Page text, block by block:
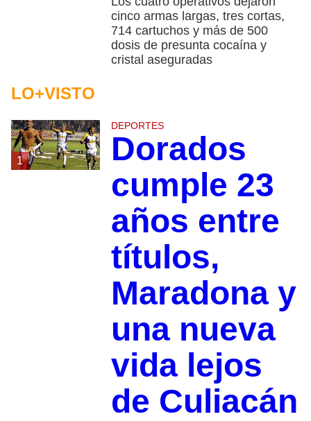
cinco armas largas, tres cortas,
714 cartuchos y más de 500
dosis de presunta cocaína y
cristal aseguradas
LO+VISTO
1
DEPORTES
Dorados
cumple 23
años entre
títulos,
Maradona y
una nueva
vida lejos
de Culiacán